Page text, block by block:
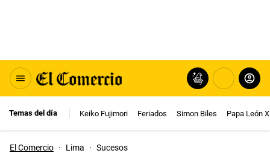
Temas del día Keiko Fujimori Feriados Simon Biles Papa León
El Comercio · Lima · Sucesos